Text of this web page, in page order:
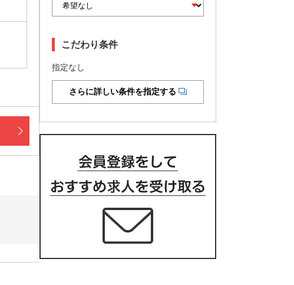
こだわり条件
指定なし
さらに詳しい条件を指定する